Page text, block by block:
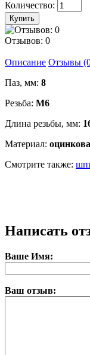
Количество:
Отзывов: 0
Описание Отзывы
Паз, мм: 8
Резьба: М6
Длина резьбы, мм:
Материал:
Смотрите также:
Написать
Ваше Имя:
Ваш отзыв: